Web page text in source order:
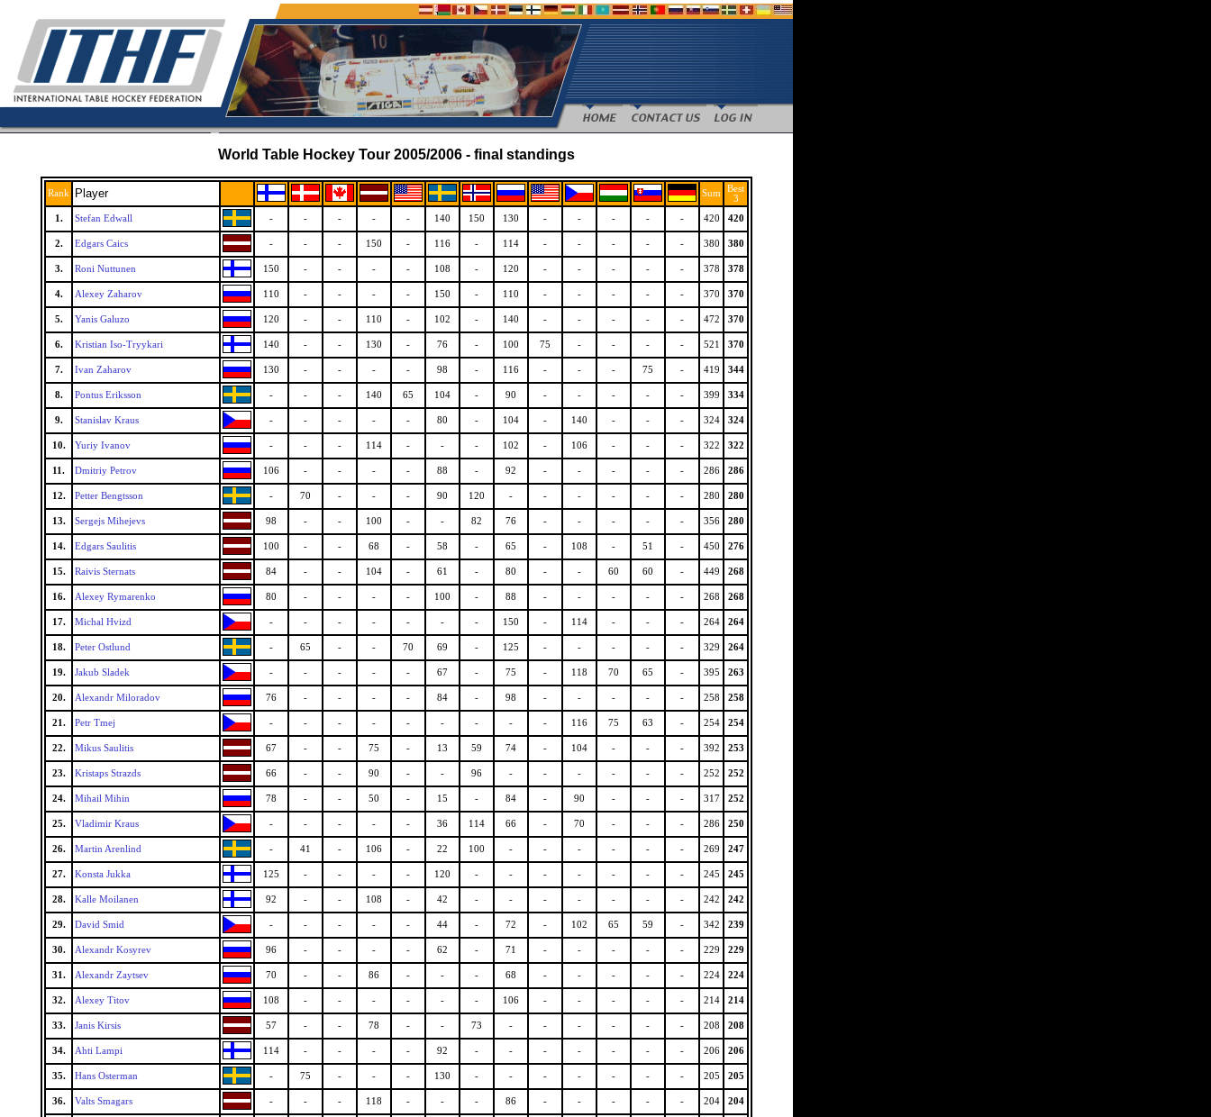
World Table Hockey Tour 2005/2006 - final standings
Rank Player Sum
Best
3
1.
Stefan Edwall - - - - - 140 150 130 - - - - - 420 420
2. Edgars Caics - - - 150 - 116 - 114 - - - - - 380 380
3. Roni Nuttunen 150 - - - - 108 - 120 - - - - - 378 378
4. Alexey Zaharov 110 - - - - 150 - 110 - - - - - 370 370
5. Yanis Galuzo 120 - - 110 - 102 - 140 - - - - - 472 370
6. Kristian Iso-Tryykari 140 - - 130 - 76 - 100 75 - - - - 521 370
7. Ivan Zaharov 130 - - - - 98 - 116 - - - 75 - 419 344
8. Pontus Eriksson - - - 140 65 104 - 90 - - - - - 399 334
9. Stanislav Kraus - - - - - 80 - 104 - 140 - - - 324 324
10. Yuriy Ivanov - - - 114 - - - 102 - 106 - - - 322 322
11. Dmitriy Petrov 106 - - - - 88 - 92 - - - - - 286 286
12. Petter Bengtsson - 70 - - - 90 120 - - - - - - 280 280
13. Sergejs Mihejevs 98 - - 100 - - 82 76 - - - - - 356 280
14. Edgars Saulitis 100 - - 68 - 58 - 65 - 108 - 51 - 450 276
15. Raivis Sternats 84 - - 104 - 61 - 80 - - 60 60 - 449 268
16. Alexey Rymarenko 80 - - - - 100 - 88 - - - - - 268 268
17. Michal Hvizd - - - - - - - 150 - 114 - - - 264 264
18. Peter Ostlund - 65 - - 70 69 - 125 - - - - - 329 264
19. Jakub Sladek - - - - - 67 - 75 - 118 70 65 - 395 263
20. Alexandr Miloradov 76 - - - - 84 - 98 - - - - - 258 258
21. Petr Tmej - - - - - - - - - 116 75 63 - 254 254
22. Mikus Saulitis 67 - - 75 - 13 59 74 - 104 - - - 392 253
23. Kristaps Strazds 66 - - 90 - - 96 - - - - - - 252 252
24. Mihail Mihin 78 - - 50 - 15 - 84 - 90 - - - 317 252
25. Vladimir Kraus - - - - - 36 114 66 - 70 - - - 286 250
26. Martin Arenlind - 41 - 106 - 22 100 - - - - - - 269 247
27. Konsta Jukka 125 - - - - 120 - - - - - - - 245 245
28. Kalle Moilanen 92 - - 108 - 42 - - - - - - - 242 242
29. David Smid - - - - - 44 - 72 - 102 65 59 - 342 239
30. Alexandr Kosyrev 96 - - - - 62 - 71 - - - - - 229 229
31. Alexandr Zaytsev 70 - - 86 - - - 68 - - - - - 224 224
32. Alexey Titov 108 - - - - - - 106 - - - - - 214 214
33. Janis Kirsis 57 - - 78 - - 73 - - - - - - 208 208
34. Ahti Lampi 114 - - - - 92 - - - - - - - 206 206
35. Hans Osterman - 75 - - - 130 - - - - - - - 205 205
36. Valts Smagars - - - 118 - - - 86 - - - - - 204 204